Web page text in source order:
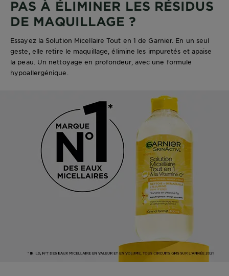
PAS À ÉLIMINER LES RÉSIDUS
DE MAQUILLAGE ?
Essayez la Solution Micellaire Tout en 1 de Garnier. En un seul
geste, elle retire le maquillage, élimine les impuretés et apaise
la peau. Un nettoyage en profondeur, avec une formule
hypoallergénique.